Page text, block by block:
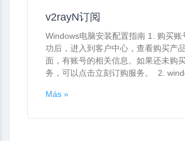
v2rayN订阅
Windows电脑安装配置指南 1. 购买账
功后，进入到客户中心，查看购买产
面，有账号的相关信息。如果还未购
务，可以点击立刻订购服务。 2.
Más »